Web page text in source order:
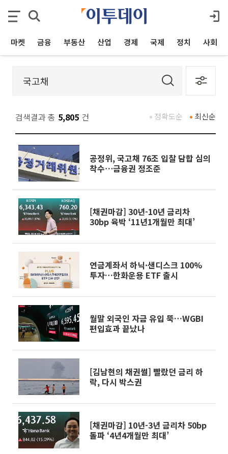
마켓 금융 부동산 산업 경제 국제 정치 사회
검색결과 총 5,805 건 최신순
정확도순
공정위, 국고채 76조 입찰 담합 심의
착수⋯금융권 정조준
[채권마감] 30년-10년 금리차
30bp 육박 ‘11년1개월만 최대’
연금계좌서 하닉·샌디스크 100%
투자…한화운용 ETF 출시
월말 외국인 자금 유입 뚝…WGBI
편입효과 끝났나
[김남현의 채권썰] 빨랐던 금리 하
락, 다시 박스권
[채권마감] 10년-3년 금리차 50bp
돌파 ‘4년4개월만 최대’